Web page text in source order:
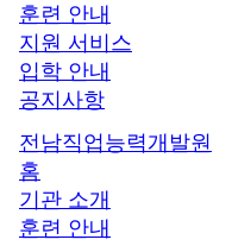
훈련 안내
지원 서비스
입학 안내
공지사항
전남직업능력개발원
홈
기관 소개
훈련 안내